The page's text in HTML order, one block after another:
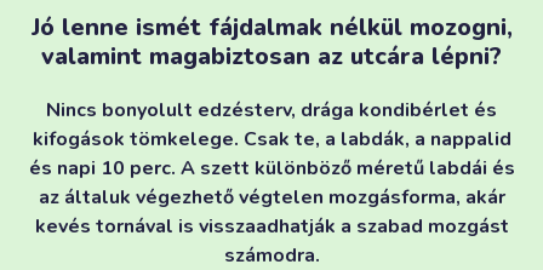
Jó lenne ismét fájdalmak nélkül mozogni,
valamint magabiztosan az utcára lépni?
Nincs bonyolult edzésterv, drága kondibérlet és
kifogások tömkelege. Csak te, a labdák, a nappalid
és napi 10 perc. A szett különböző méretű labdái és
az általuk végezhető végtelen mozgásforma, akár
kevés tornával is visszaadhatják a szabad mozgást
számodra.